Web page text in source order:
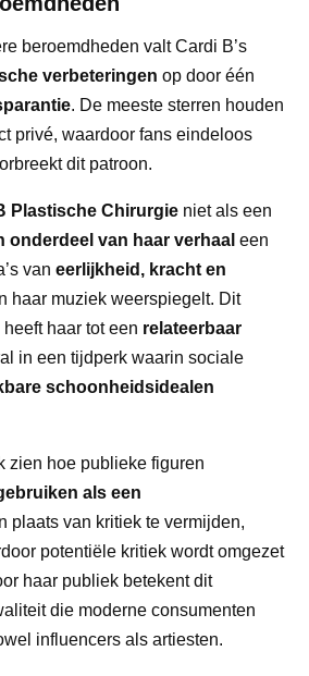
beroemdheden valt Cardi B’s
verbeteringen op door één
. De meeste sterren houden
privé, waardoor fans eindeloos
dit patroon.
Plastische Chirurgie niet als een
onderdeel van haar verhaal een
van eerlijkheid, kracht en
haar muziek weerspiegelt. Dit
haar tot een relateerbaar
in een tijdperk waarin sociale
schoonheidsidealen
zien hoe publieke figuren
als een
plaats van kritiek te vermijden,
potentiële kritiek wordt omgezet
haar publiek betekent dit
die moderne consumenten
influencers als artiesten.